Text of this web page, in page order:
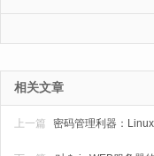
相关文章
上一篇 密码管理利器：